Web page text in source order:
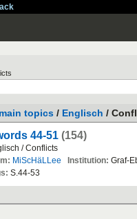
topics / Englisch /
44-51 (154)
/Conflicts
MiScHäLLee Institution: Graf-
S.44-53